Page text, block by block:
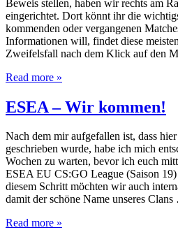
Beweis stellen, haben wir rechts am
eingerichtet. Dort könnt ihr die
kommenden oder vergangenen
Informationen will, findet diese
Zweifelsfall nach dem Klick auf den
Read more »
ESEA – Wir kommen!
Nach dem mir aufgefallen ist, dass
geschrieben wurde, habe ich mich
Wochen zu warten, bevor ich euch
ESEA EU CS:GO League (Saison
diesem Schritt möchten wir auch
damit der schöne Name unseres
Read more »